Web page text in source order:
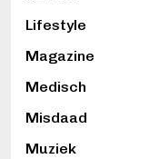
Lifestyle
Magazine
Medisch
Misdaad
Muziek